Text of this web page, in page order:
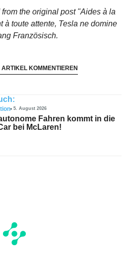
the original post "Aides à la
à toute attente, Tesla ne domine
Französisch.
ARTIKEL KOMMENTIEREN
5. August 2026
Fahren kommt in die
bei McLaren!